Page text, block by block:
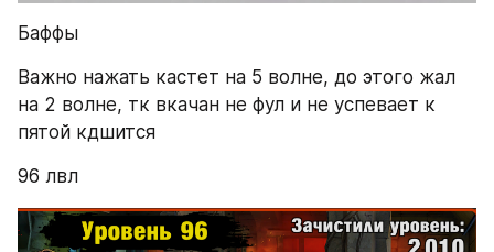
Баффы
Важно нажать кастет на 5 волне, до этого жал
на 2 волне, тк вкачан не фул и не успевает к
пятой кдшится
96 лвл